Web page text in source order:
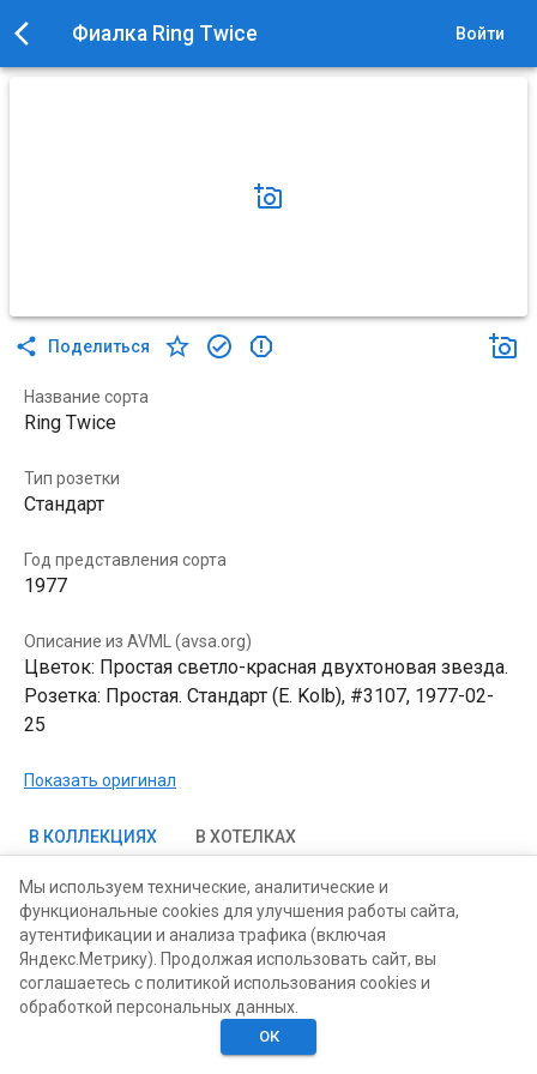
Фиалка Ring Twice Войти
Поделиться
Название сорта
Ring Twice
Тип розетки
Стандарт
Год представления сорта
1977
Описание из AVML (avsa.org)
Цветок: Простая светло-красная двухтоновая звезда.
Розетка: Простая. Стандарт (E. Kolb), #3107, 1977-02-
25
Показать оригинал
В КОЛЛЕКЦИЯХ В ХОТЕЛКАХ
Хотелки
Мы используем технические, аналитические и
функциональные cookies для улучшения работы сайта,
аутентификации и анализа трафика (включая
Яндекс.Метрику). Продолжая использовать сайт, вы
соглашаетесь с политикой использования cookies и
обработкой персональных данных.
ОК